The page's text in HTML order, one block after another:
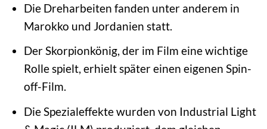
Die Dreharbeiten fanden unter anderem in
Marokko und Jordanien statt.
Der Skorpionkönig, der im Film eine wichtige
Rolle spielt, erhielt später einen eigenen Spin-
off-Film.
Die Spezialeffekte wurden von Industrial Light